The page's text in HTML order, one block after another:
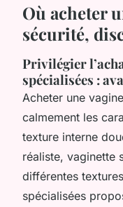
Où acheter
sécurité,
Privilégier
spécialisées :
Acheter une
calmement les
texture interne
réaliste, vaginette
différentes
spécialisées